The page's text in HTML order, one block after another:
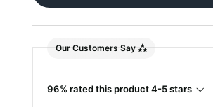
Our Customers Say
96% rated this product 4-5 stars